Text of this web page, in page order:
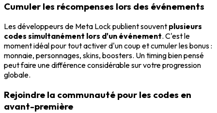
Cumuler les récompenses lors des événements
Les développeurs de Meta Lock publient souvent plusieurs
codes simultanément lors d'un événement. C'est le
moment idéal pour tout activer d'un coup et cumuler les bonus :
monnaie, personnages, skins, boosters. Un timing bien pensé
peut faire une différence considérable sur votre progression
globale.
Rejoindre la communauté pour les codes en
avant-première